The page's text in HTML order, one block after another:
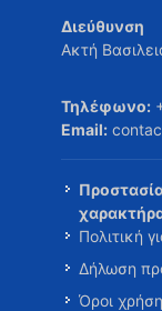
Διεύθυνση
Ακτή
Τηλέφωνο:
Email:
Πολιτική
Δήλωση
Όροι